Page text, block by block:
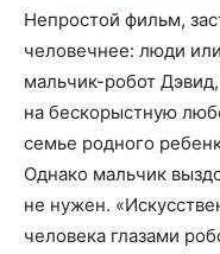
Непростой фильм,
человечнее: люди
мальчик-робот
на бескорыстную
семье родного
Однако мальчик
не нужен.
человека глазами